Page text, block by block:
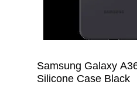
Samsung Galaxy
Silicone Case Black